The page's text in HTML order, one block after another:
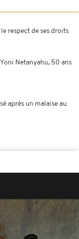
respect de ses droits
Netanyahu, 50 ans
après un malaise au